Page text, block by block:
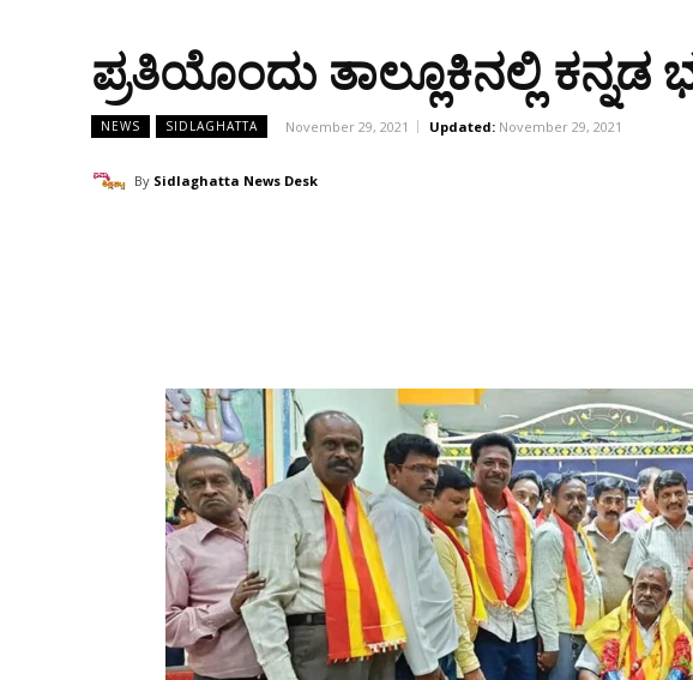
ಪ್ರತಿಯೊಂದು ತಾಲ್ಲೂಕಿನಲ್ಲಿ
NEWS SIDLAGHATTA November 29, 2021 Updated: November 29, 2021
By Sidlaghatta News Desk